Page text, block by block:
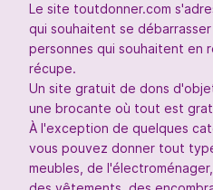
Le site toutdonner.com
qui souhaitent se
personnes qui souhaitent en
récupe.
Un site gratuit de dons
une brocante où tout est
À l'exception de quelques
vous pouvez donner tout
meubles, de